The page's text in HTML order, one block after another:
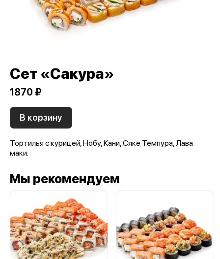
Сет «Сакура»
1870 ₽
В корзину
Тортилья с курицей, Нобу, Кани, Сяке Темпура, Лава
маки.
Мы рекомендуем